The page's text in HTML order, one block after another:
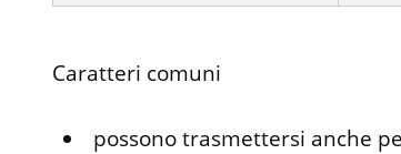
Caratteri comuni
possono trasmettersi anche